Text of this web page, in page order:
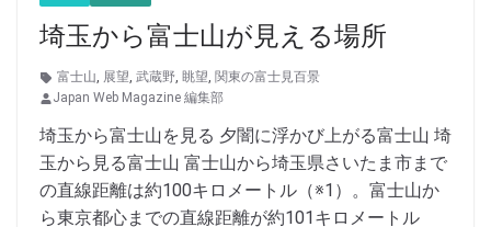
埼玉から富士山が見える場所
富士山, 展望, 武蔵野, 眺望, 関東の富士見百景
Japan Web Magazine 編集部
埼玉から富士山を見る 夕闇に浮かび上がる富士山 埼
玉から見る富士山 富士山から埼玉県さいたま市まで
の直線距離は約100キロメートル（※1）。富士山か
ら東京都心までの直線距離が約101キロメートル